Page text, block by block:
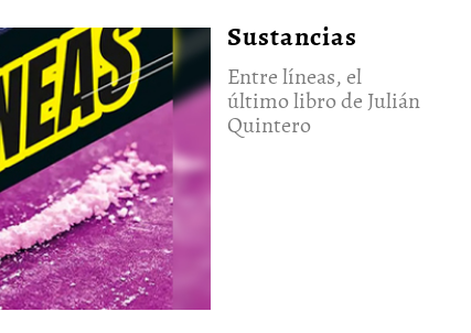
Sustancias
Entre líneas, el
último libro de Julián
Quintero